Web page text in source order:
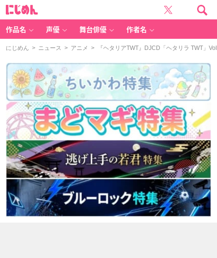
作品名 声優 舞台俳優 作者名
にじめん > ニュース > アニメ > 『ヘタリアTWT』DJCD「ヘタリラ TWT」